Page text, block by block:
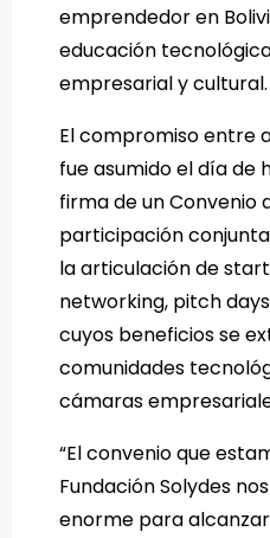
emprendedor en
educación
empresarial y cultural.
El compromiso entre
fue asumido el día de
firma de un Convenio
participación
la articulación de
networking, pitch
cuyos beneficios se
comunidades
cámaras
“El convenio que
Fundación Solydes
enorme para